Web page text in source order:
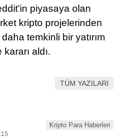
piyasaya olan
kripto projelerinden
temkinli bir yatırım
aldı.
TÜM YAZILARI
Kripto Para Haberleri